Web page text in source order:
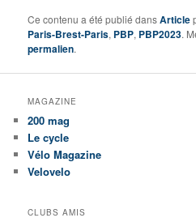
Ce contenu a été publié dansArticle
Paris-Brest-Paris, PBP, PBP2023.
permalien.
MAGAZINE
200 mag
Le cycle
Vélo Magazine
Velovelo
CLUBS AMIS